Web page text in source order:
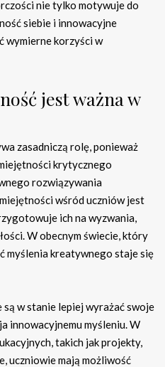
nie tylko motywuje do
siebie i innowacyjne
wymierne korzyści w
jest ważna w
zasadniczą rolę, ponieważ
krytycznego
rozwiązywania
wśród uczniów jest
ich na wyzwania,
W obecnym świecie, który
myślenia kreatywnego staje się
w stanie lepiej wyrażać swoje
innowacyjnemu myśleniu. W
takich jak projekty,
uczniowie mają możliwość